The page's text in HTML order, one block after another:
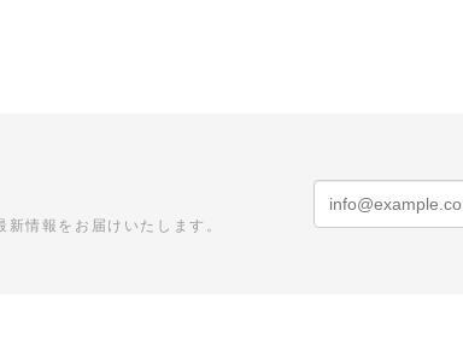
情報をお届けいたします。